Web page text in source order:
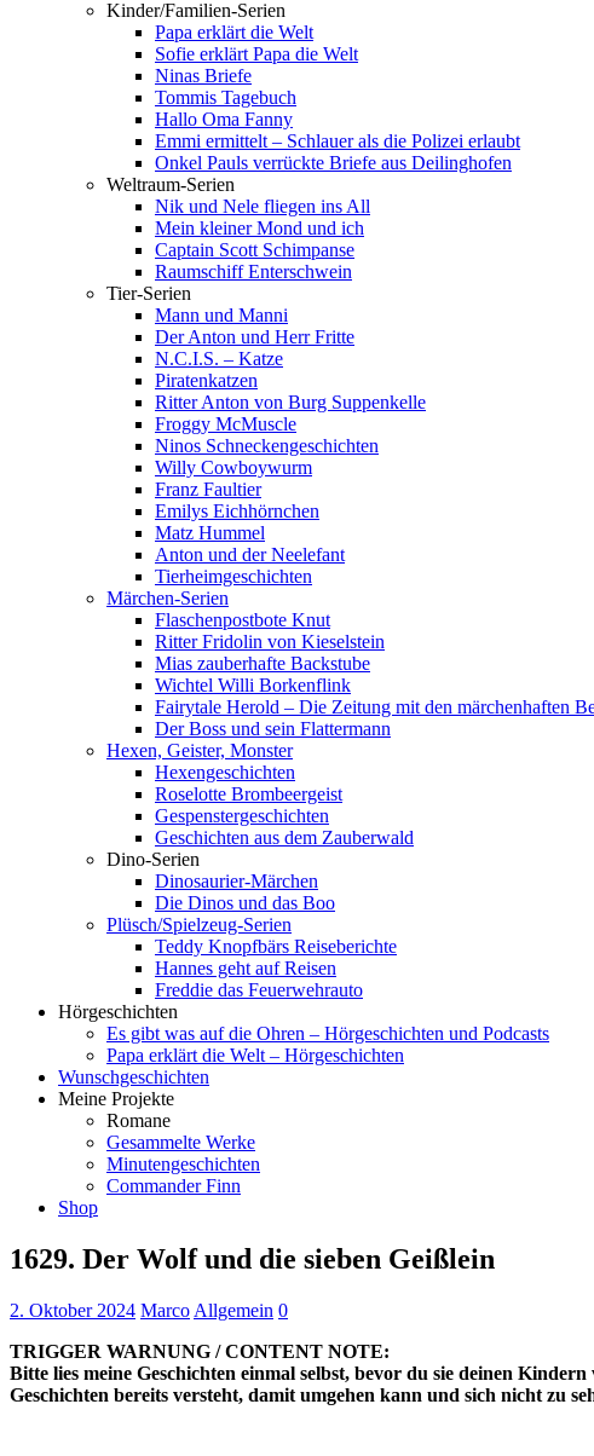
Kinder/Familien-Serien
Papa erklärt die Welt
Sofie erklärt Papa die Welt
Ninas Briefe
Tommis Tagebuch
Hallo Oma Fanny
Emmi ermittelt – Schlauer als die Polizei erlaubt
Onkel Pauls verrückte Briefe aus Deilinghofen
Weltraum-Serien
Nik und Nele fliegen ins All
Mein kleiner Mond und ich
Captain Scott Schimpanse
Raumschiff Enterschwein
Tier-Serien
Mann und Manni
Der Anton und Herr Fritte
N.C.I.S. – Katze
Piratenkatzen
Ritter Anton von Burg Suppenkelle
Froggy McMuscle
Ninos Schneckengeschichten
Willy Cowboywurm
Franz Faultier
Emilys Eichhörnchen
Matz Hummel
Anton und der Neelefant
Tierheimgeschichten
Märchen-Serien
Flaschenpostbote Knut
Ritter Fridolin von Kieselstein
Mias zauberhafte Backstube
Wichtel Willi Borkenflink
Fairytale Herold – Die Zeitung mit den märchenhaften
Der Boss und sein Flattermann
Hexen, Geister, Monster
Hexengeschichten
Roselotte Brombeergeist
Gespenstergeschichten
Geschichten aus dem Zauberwald
Dino-Serien
Dinosaurier-Märchen
Die Dinos und das Boo
Plüsch/Spielzeug-Serien
Teddy Knopfbärs Reiseberichte
Hannes geht auf Reisen
Freddie das Feuerwehrauto
Hörgeschichten
Es gibt was auf die Ohren – Hörgeschichten und Podcasts
Papa erklärt die Welt – Hörgeschichten
Wunschgeschichten
Meine Projekte
Romane
Gesammelte Werke
Minutengeschichten
Commander Finn
Shop
1629. Der Wolf und die sieben Geißlein
2. Oktober 2024 Marco Allgemein 0
TRIGGER WARNUNG / CONTENT NOTE:
Bitte lies meine Geschichten einmal selbst, bevor du sie deinen
Geschichten bereits versteht, damit umgehen kann und sich nicht zu